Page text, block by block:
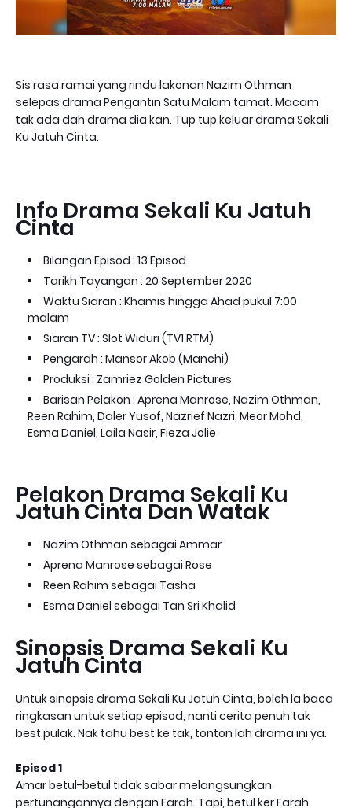
Sis rasa ramai yang rindu lakonan Nazim Othman
selepas drama Pengantin Satu Malam tamat. Macam
tak ada dah drama dia kan. Tup tup keluar drama Sekali
Ku Jatuh Cinta.
Info Drama Sekali Ku Jatuh
Cinta
Bilangan Episod : 13 Episod
Tarikh Tayangan : 20 September 2020
Waktu Siaran : Khamis hingga Ahad pukul 7:00
malam
Siaran TV : Slot Widuri (TV1 RTM)
Pengarah : Mansor Akob (Manchi)
Produksi : Zamriez Golden Pictures
Barisan Pelakon : Aprena Manrose, Nazim Othman,
Reen Rahim, Daler Yusof, Nazrief Nazri, Meor Mohd,
Esma Daniel, Laila Nasir, Fieza Jolie
Pelakon Drama Sekali Ku
Jatuh Cinta Dan Watak
Nazim Othman sebagai Ammar
Aprena Manrose sebagai Rose
Reen Rahim sebagai Tasha
Esma Daniel sebagai Tan Sri Khalid
Sinopsis Drama Sekali Ku
Jatuh Cinta
Untuk sinopsis drama Sekali Ku Jatuh Cinta, boleh la baca
ringkasan untuk setiap episod, nanti cerita penuh tak
best pulak. Nak tahu best ke tak, tonton lah drama ini ya.
Episod 1
Amar betul-betul tidak sabar melangsungkan
pertunangannya dengan Farah. Tapi, betul ker Farah